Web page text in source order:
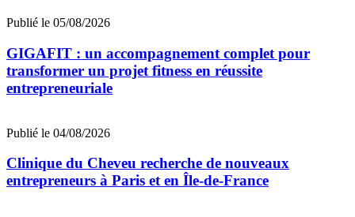
Publié le 05/08/2026
GIGAFIT : un accompagnement complet pour
transformer un projet fitness en réussite
entrepreneuriale
Publié le 04/08/2026
Clinique du Cheveu recherche de nouveaux
entrepreneurs à Paris et en Île-de-France